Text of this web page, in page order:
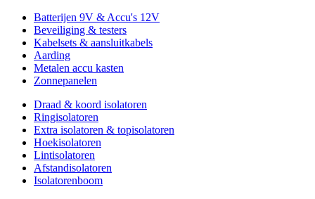
Batterijen 9V & Accu's 12V
Beveiliging & testers
Kabelsets & aansluitkabels
Aarding
Metalen accu kasten
Zonnepanelen
Draad & koord isolatoren
Ringisolatoren
Extra isolatoren & topisolatoren
Hoekisolatoren
Lintisolatoren
Afstandisolatoren
Isolatorenboom